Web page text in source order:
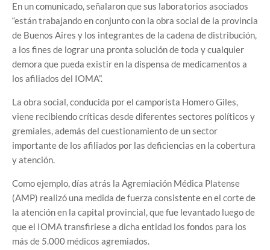
En un comunicado, señalaron que sus laboratorios asociados
“están trabajando en conjunto con la obra social de la provincia
de Buenos Aires y los integrantes de la cadena de distribución,
a los fines de lograr una pronta solución de toda y cualquier
demora que pueda existir en la dispensa de medicamentos a
los afiliados del IOMA”.
La obra social, conducida por el camporista Homero Giles,
viene recibiendo críticas desde diferentes sectores políticos y
gremiales, además del cuestionamiento de un sector
importante de los afiliados por las deficiencias en la cobertura
y atención.
Como ejemplo, días atrás la Agremiación Médica Platense
(AMP) realizó una medida de fuerza consistente en el corte de
la atención en la capital provincial, que fue levantado luego de
que el IOMA transfiriese a dicha entidad los fondos para los
más de 5.000 médicos agremiados.